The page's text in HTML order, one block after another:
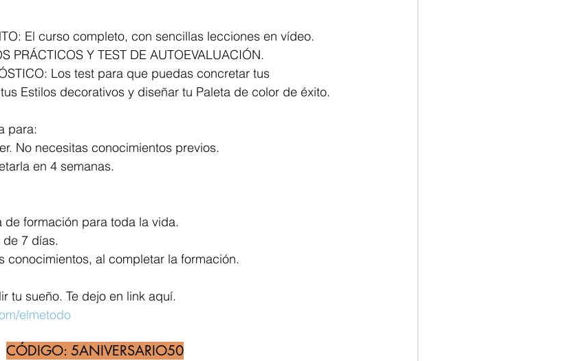
El curso completo, con sencillas lecciones en vídeo.
PRÁCTICOS Y TEST DE AUTOEVALUACIÓN.
Los test para que puedas concretar tus
Estilos decorativos y diseñar tu Paleta de color de éxito.
para:
No necesitas conocimientos previos.
en 4 semanas.
formación para toda la vida.
7 días.
conocimientos, al completar la formación.
tu sueño. Te dejo en link aquí.
elmetodo
CÓDIGO: 5ANIVERSARIO50